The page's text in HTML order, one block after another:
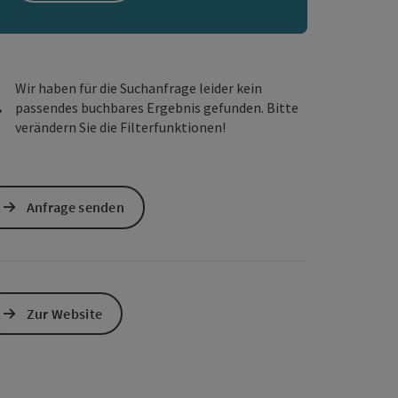
Wir haben für die Suchanfrage leider kein
passendes buchbares Ergebnis gefunden. Bitte
verändern Sie die Filterfunktionen!
Anfrage senden
Zur Website